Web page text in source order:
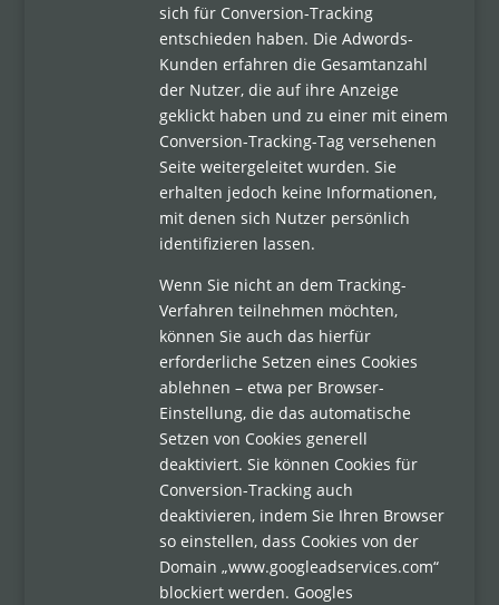
sich für Conversion-Tracking
entschieden haben. Die Adwords-
Kunden erfahren die Gesamtanzahl
der Nutzer, die auf ihre Anzeige
geklickt haben und zu einer mit einem
Conversion-Tracking-Tag versehenen
Seite weitergeleitet wurden. Sie
erhalten jedoch keine Informationen,
mit denen sich Nutzer persönlich
identifizieren lassen.
Wenn Sie nicht an dem Tracking-
Verfahren teilnehmen möchten,
können Sie auch das hierfür
erforderliche Setzen eines Cookies
ablehnen – etwa per Browser-
Einstellung, die das automatische
Setzen von Cookies generell
deaktiviert. Sie können Cookies für
Conversion-Tracking auch
deaktivieren, indem Sie Ihren Browser
so einstellen, dass Cookies von der
Domain „www.googleadservices.com“
blockiert werden. Googles